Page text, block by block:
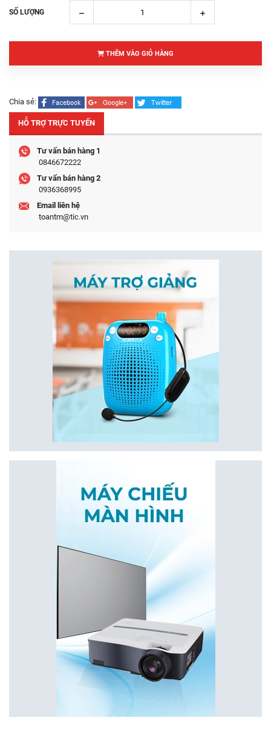
SỐ LƯỢNG
THÊM VÀO GIỎ HÀNG
Chia sẻ:
HỖ TRỢ TRỰC TUYẾN
Tư vấn bán hàng 1
0846672222
Tư vấn bán hàng 2
0936368995
Email liên hệ
toantm@tic.vn